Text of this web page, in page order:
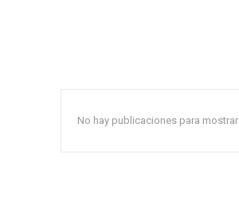
No hay publicaciones para mostrar